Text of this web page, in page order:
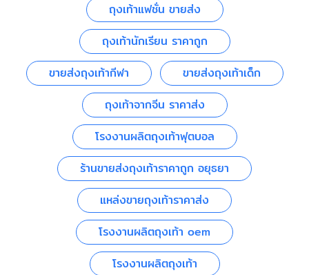
ถุงเท้าแฟชั่น ขายส่ง
ถุงเท้านักเรียน ราคาถูก
ขายส่งถุงเท้ากีฬา
ขายส่งถุงเท้าเด็ก
ถุงเท้าจากจีน ราคาส่ง
โรงงานผลิตถุงเท้าฟุตบอล
ร้านขายส่งถุงเท้าราคาถูก อยุธยา
แหล่งขายถุงเท้าราคาส่ง
โรงงานผลิตถุงเท้า oem
โรงงานผลิตถุงเท้า